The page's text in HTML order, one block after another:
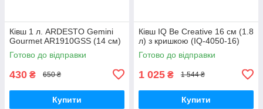
Ківш 1 л. ARDESTO Gemini
Gourmet AR1910GSS (14 см)
Готово до відправки
430 ₴ 650 ₴
Купити
Ківш IQ Be Creative 16 см (1.8
л) з кришкою (IQ-4050-16)
Готово до відправки
1 025 ₴ 1 544 ₴
Купити